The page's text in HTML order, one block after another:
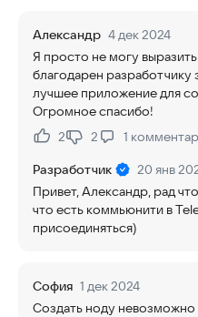
Александр 4 дек 2024
Я просто не могу
благодарен
лучшее приложение для
Огромное спасибо!
Нравится:
2Не нравится:
2 1
Разработчик
20 янв
Привет, Александр, рад
что есть коммьюнити в
присоединяться)
София 1 дек 2024
Создать ноду невозможно